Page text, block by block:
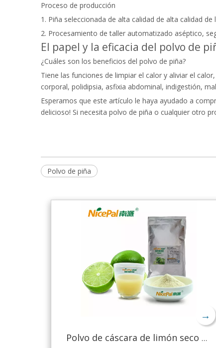
Proceso de producción
1. Piña seleccionada de alta calidad de alta calidad
2. Procesamiento de taller automatizado aséptico,
El papel y la eficacia del polvo de
¿Cuáles son los beneficios del polvo de piña?
Tiene las funciones de limpiar el calor y aliviar el
corporal, polidipsia, asfixia abdominal, indigestión,
Esperamos que este artículo le haya ayudado a
delicioso! Si necesita polvo de piña o cualquier otro
Polvo de piña
→
Polvo de cáscara de limón seco a granel